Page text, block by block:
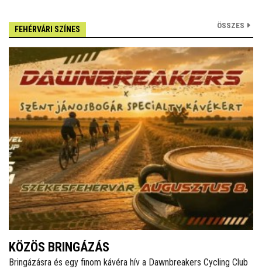
FEHÉRVÁRI SZÍNES ÖSSZES
KÖZÖS BRINGÁZÁS
Bringázásra és egy finom kávéra hív a Dawnbreakers Cycling Club